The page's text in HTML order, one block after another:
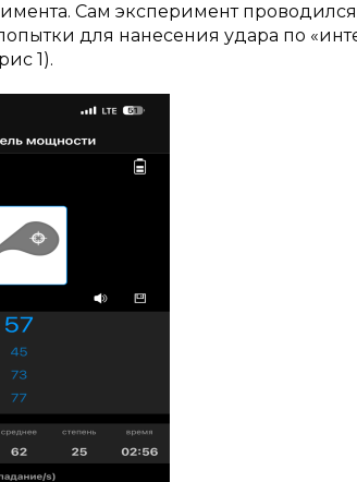
Сам эксперимент
для нанесения удара по
1).